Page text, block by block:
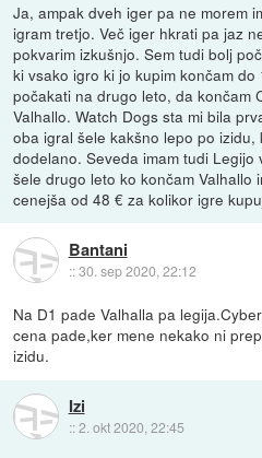
Ja, ampak dveh iger pa ne morem
igram tretjo. Več iger hkrati pa jaz
pokvarim izkušnjo. Sem tudi bolj
ki vsako igro ki jo kupim končam
počakati na drugo leto, da končam
Valhallo. Watch Dogs sta mi bila
oba igral šele kakšno lepo po
dodelano. Seveda imam tudi
šele drugo leto ko končam Valhallo
cenejša od 48 € za kolikor igre
Bantani
::30. sep 2020, 22:12
Na D1 pade Valhalla pa
cena pade,ker mene nekako ni
izidu.
Izi
::2. okt 2020, 22:45